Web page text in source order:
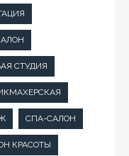
СТУДИЯ
СПА-САЛОН
КРАСОТЫ